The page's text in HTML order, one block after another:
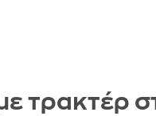
τρακτέρ